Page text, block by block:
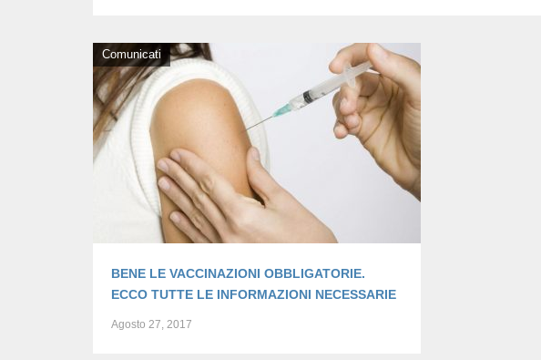
Comunicati
BENE LE VACCINAZIONI OBBLIGATORIE.
ECCO TUTTE LE INFORMAZIONI NECESSARIE
Agosto 27, 2017